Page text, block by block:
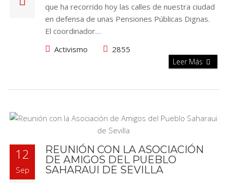
que ha recorrido hoy las calles de nuestra ciudad
en defensa de unas Pensiones Públicas Dignas.
El coordinador…
Activismo
2855
Leer Más
12
Sep
REUNIÓN CON LA ASOCIACIÓN
DE AMIGOS DEL PUEBLO
SAHARAUI DE SEVILLA